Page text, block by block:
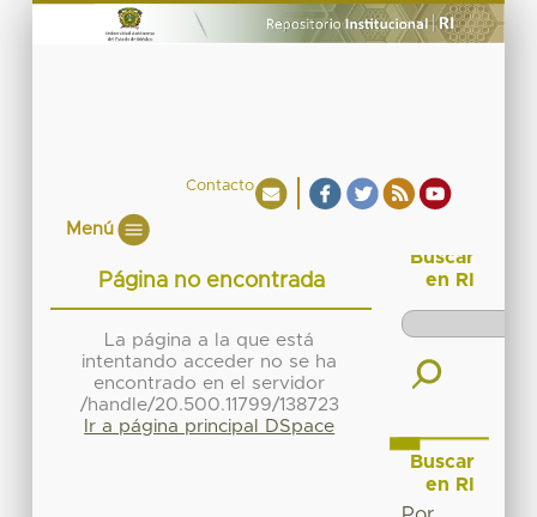
Contacto
Menú
Página no encontrada
La página a la que está
intentando acceder no se ha
encontrado en el servidor
/handle/20.500.11799/138723
Ir a página principal DSpace
Buscar
en RI
Buscar
en RI